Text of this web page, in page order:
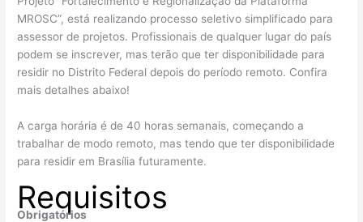
MROSC”, está realizando processo seletivo simplificado para
assessor de projetos. Profissionais de qualquer lugar do país
podem se inscrever, mas terão que ter disponibilidade para
residir no Distrito Federal depois do período remoto. Confira
mais detalhes abaixo!
A carga horária é de 40 horas semanais, começando a
trabalhar de modo remoto, mas tendo que ter disponibilidade
para residir em Brasília futuramente.
Requisitos
Obrigatórios